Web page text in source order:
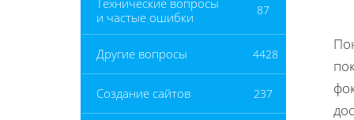
и частые ошибки
87
Другие вопросы 4428
Создание сайтов 237